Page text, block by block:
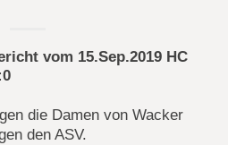
vom 15.Sep.2019 HC
die Damen von Wacker
den ASV.